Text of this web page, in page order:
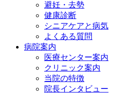
避妊・去勢
健康診断
シニアケアと病気
よくある質問
病院案内
医療センター案内
クリニック案内
当院の特徴
院長インタビュー